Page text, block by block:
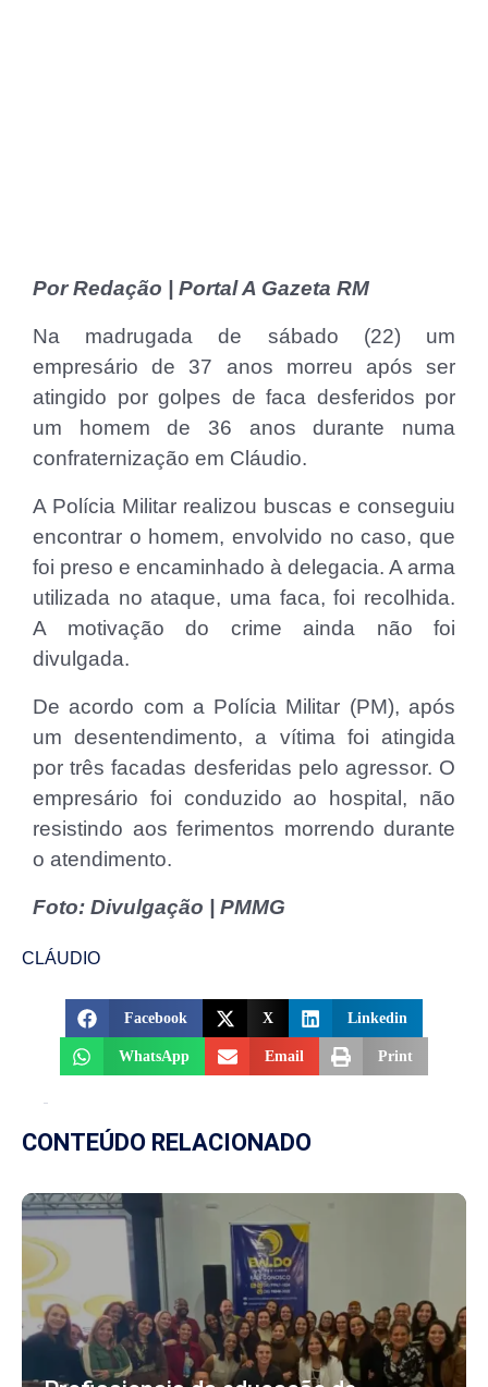
Por Redação | Portal A Gazeta RM
Na madrugada de sábado (22) um
empresário de 37 anos morreu após ser
atingido por golpes de faca desferidos por
um homem de 36 anos durante numa
confraternização em Cláudio.
A Polícia Militar realizou buscas e conseguiu
encontrar o homem, envolvido no caso, que
foi preso e encaminhado à delegacia. A arma
utilizada no ataque, uma faca, foi recolhida.
A motivação do crime ainda não foi
divulgada.
De acordo com a Polícia Militar (PM), após
um desentendimento, a vítima foi atingida
por três facadas desferidas pelo agressor. O
empresário foi conduzido ao hospital, não
resistindo aos ferimentos morrendo durante
o atendimento.
Foto: Divulgação | PMMG
CLÁUDIO
Facebook X Linkedin
WhatsApp Email Print
CONTEÚDO RELACIONADO